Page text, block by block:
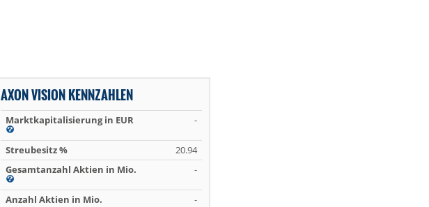
AXON VISION KENNZAHLEN
Marktkapitalisierung in EUR -
Streubesitz %
20.94
Gesamtanzahl Aktien in Mio.
-
Anzahl Aktien in Mio.
-